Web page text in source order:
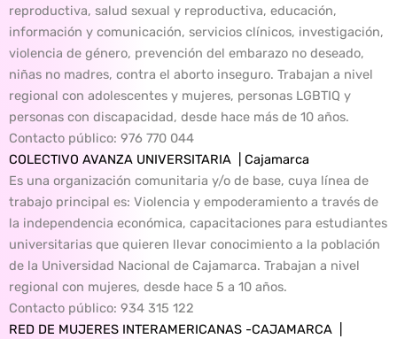
reproductiva, salud sexual y reproductiva, educación,
información y comunicación, servicios clínicos, investigación,
violencia de género, prevención del embarazo no deseado,
niñas no madres, contra el aborto inseguro. Trabajan a nivel
regional con adolescentes y mujeres, personas LGBTIQ y
personas con discapacidad, desde hace más de 10 años.
Contacto público: 976 770 044
COLECTIVO AVANZA UNIVERSITARIA | Cajamarca
Es una organización comunitaria y/o de base, cuya línea de
trabajo principal es: Violencia y empoderamiento a través de
la independencia económica, capacitaciones para estudiantes
universitarias que quieren llevar conocimiento a la población
de la Universidad Nacional de Cajamarca. Trabajan a nivel
regional con mujeres, desde hace 5 a 10 años.
Contacto público: 934 315 122
RED DE MUJERES INTERAMERICANAS -CAJAMARCA |